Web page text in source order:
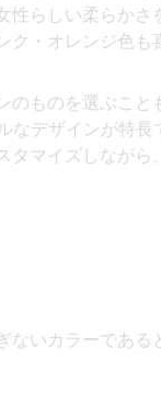
らしい柔らかさ
・オレンジ色も
ものを選ぶこと
なデザインが特
マイズしながら
ないカラーであ